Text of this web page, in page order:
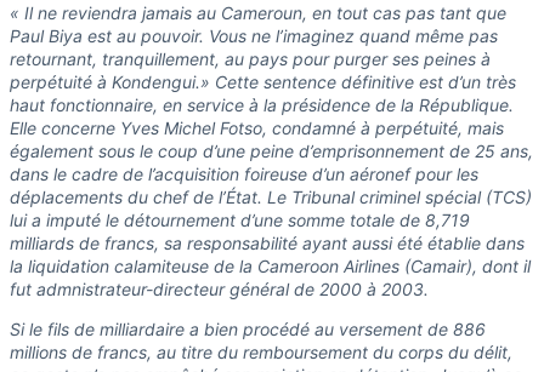
« Il ne reviendra jamais au Cameroun, en tout cas pas tant que
Paul Biya est au pouvoir. Vous ne l’imaginez quand même pas
retournant, tranquillement, au pays pour purger ses peines à
perpétuité à Kondengui.» Cette sentence définitive est d’un très
haut fonctionnaire, en service à la présidence de la République.
Elle concerne Yves Michel Fotso, condamné à perpétuité, mais
également sous le coup d’une peine d’emprisonnement de 25 ans,
dans le cadre de l’acquisition foireuse d’un aéronef pour les
déplacements du chef de l’État. Le Tribunal criminel spécial (TCS)
lui a imputé le détournement d’une somme totale de 8,719
milliards de francs, sa responsabilité ayant aussi été établie dans
la liquidation calamiteuse de la Cameroon Airlines (Camair), dont il
fut admnistrateur-directeur général de 2000 à 2003.
Si le fils de milliardaire a bien procédé au versement de 886
millions de francs, au titre du remboursement du corps du délit,